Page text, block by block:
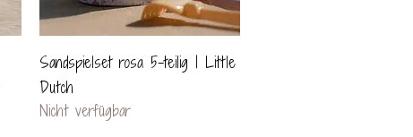
Schnellansicht
Sandspielset rosa 5-teilig | Little
Dutch
Nicht verfügbar